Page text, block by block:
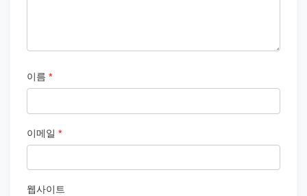
이름 *
이메일 *
웹사이트